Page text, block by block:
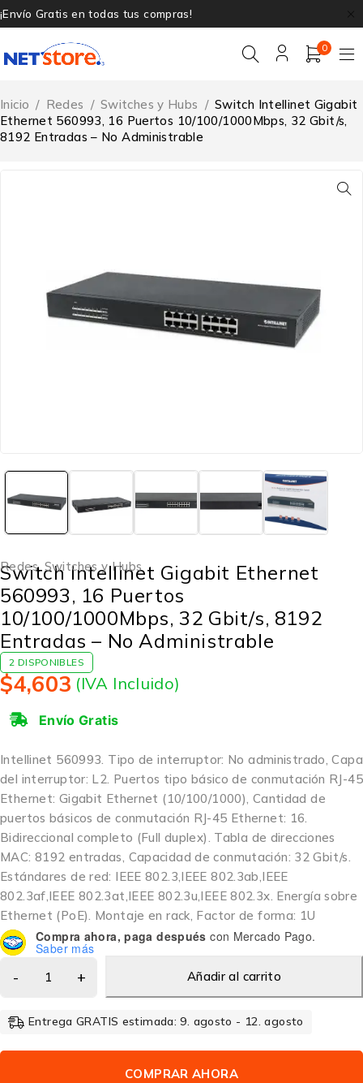
¡Envío Gratis en todas tus compras!
0
Inicio / Redes / Switches y Hubs / Switch Intellinet Gigabit
Ethernet 560993, 16 Puertos 10/100/1000Mbps, 32 Gbit/s,
8192 Entradas – No Administrable
Redes,Switches y Hubs
Switch Intellinet Gigabit Ethernet
560993, 16 Puertos
10/100/1000Mbps, 32 Gbit/s, 8192
Entradas – No Administrable
2 DISPONIBLES
$4,603 (IVA Incluido)
Envío Gratis
Intellinet 560993. Tipo de interruptor: No administrado, Capa
del interruptor: L2. Puertos tipo básico de conmutación RJ-45
Ethernet: Gigabit Ethernet (10/100/1000), Cantidad de
puertos básicos de conmutación RJ-45 Ethernet: 16.
Bidireccional completo (Full duplex). Tabla de direcciones
MAC: 8192 entradas, Capacidad de conmutación: 32 Gbit/s.
Estándares de red: IEEE 802.3,IEEE 802.3ab,IEEE
802.3af,IEEE 802.3at,IEEE 802.3u,IEEE 802.3x. Energía sobre
Ethernet (PoE). Montaje en rack, Factor de forma: 1U
Compra ahora, paga después con Mercado Pago.
Saber más
Añadir al carrito
Entrega GRATIS estimada: 9. agosto - 12. agosto
COMPRAR AHORA